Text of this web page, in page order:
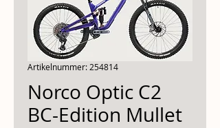
Artikelnummer: 254814
Norco Optic C2
BC-Edition Mullet